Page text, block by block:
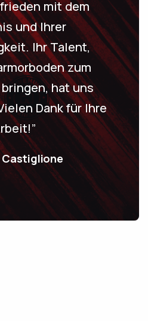
mit dem
und Ihrer
Ihr Talent,
zum
hat uns
Dank für Ihre